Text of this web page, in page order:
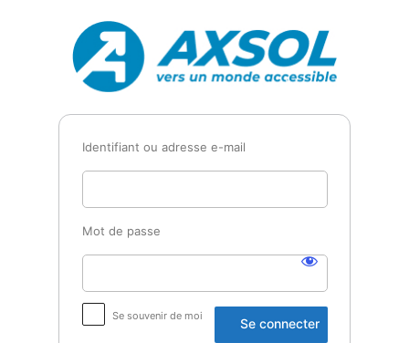
connecter
Identifiant ou adresse e-mail
Mot de passe
Se souvenir de moi